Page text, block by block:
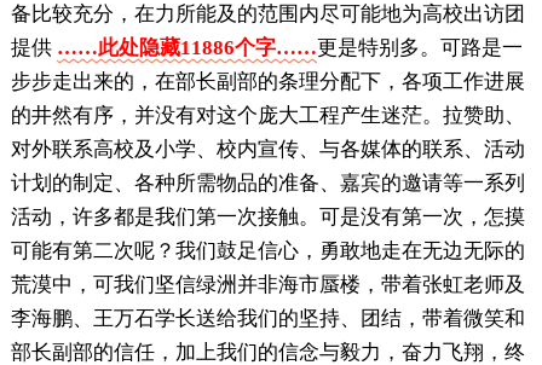
备比较充分，在力所能及的范围内尽可能地为高校出访团
提供 ……此处隐藏11886个字……更是特别多。可路是一
步步走出来的，在部长副部的条理分配下，各项工作进展
的井然有序，并没有对这个庞大工程产生迷茫。拉赞助、
对外联系高校及小学、校内宣传、与各媒体的联系、活动
计划的制定、各种所需物品的准备、嘉宾的邀请等一系列
活动，许多都是我们第一次接触。可是没有第一次，怎摸
可能有第二次呢？我们鼓足信心，勇敢地走在无边无际的
荒漠中，可我们坚信绿洲并非海市蜃楼，带着张虹老师及
李海鹏、王万石学长送给我们的坚持、团结，带着微笑和
部长副部的信任，加上我们的信念与毅力，奋力飞翔，终